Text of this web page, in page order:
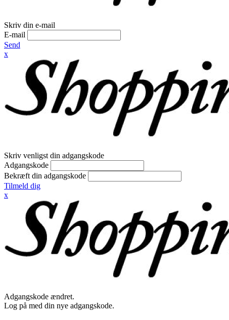
Skriv din e-mail
E-mail
Send
x
Skriv venligst din adgangskode
Adgangskode
Bekræft din adgangskode
Tilmeld dig
x
Adgangskode ændret.
Log på med din nye adgangskode.